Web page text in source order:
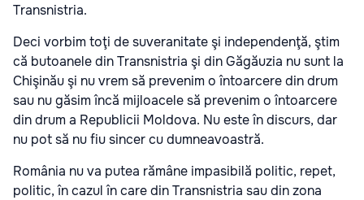
Transnistria.
Deci vorbim toţi de suveranitate şi independenţă, ştim
că butoanele din Transnistria şi din Găgăuzia nu sunt la
Chişinău şi nu vrem să prevenim o întoarcere din drum
sau nu găsim încă mijloacele să prevenim o întoarcere
din drum a Republicii Moldova. Nu este în discurs, dar
nu pot să nu fiu sincer cu dumneavoastră.
România nu va putea rămâne impasibilă politic, repet,
politic, în cazul în care din Transnistria sau din zona